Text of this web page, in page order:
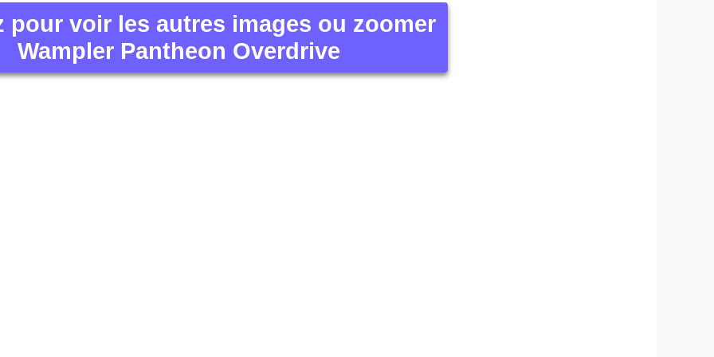
pour voir les autres images ou zoomer
Wampler Pantheon Overdrive